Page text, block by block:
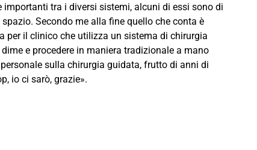
tra i diversi sistemi, alcuni di essi sono di
Secondo me alla fine quello che conta è
per il clinico che utilizza un sistema di chirurgia
e procedere in maniera tradizionale a mano
sulla chirurgia guidata, frutto di anni di
io ci sarò, grazie».